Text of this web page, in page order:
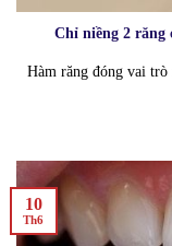
Chỉ niềng 2 răng
Hàm răng đóng vai
10
Th6